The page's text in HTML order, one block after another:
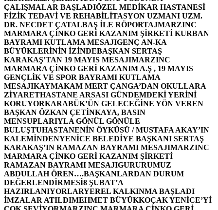
ÇALIŞMALAR BAŞLADIÖZEL MEDİKAR HASTANESİ
FİZİK TEDAVİ VE REHABİLİTASYON UZMANI UZM.
DR. NECDET ÇATALBAŞ İLE RÖPORTAJMARZINC
MARMARA ÇİNKO GERİ KAZANIM ŞİRKETİ KURBAN
BAYRAMI KUTLAMA MESAJIGENÇ AN-KA
BÜYÜKLERİNİN İZİNDEBAŞKAN SERTAŞ
KARAKAŞ’TAN 19 MAYIS MESAJIMARZINC
MARMARA ÇİNKO GERİ KAZANIM A.Ş , 19 MAYIS
GENÇLİK VE SPOR BAYRAMI KUTLAMA
MESAJIKAYMAKAM MERT ÇANGA’DAN OKULLARA
ZİYARETHASTANE ARSASI GÜNDEMDEKİ YERİNİ
KORUYORKARABÜK’ÜN GELECEĞİNE YÖN VEREN
BAŞKAN ÖZKAN ÇETİNKAYA, BASIN
MENSUPLARIYLA GÖNÜL GÖNÜLE
BULUŞTUHASTANENİN ÖYKÜSÜ / MUSTAFA AKAY’IN
KALEMİNDENYENİCE BELEDİYE BAŞKANI SERTAŞ
KARAKAŞ’IN RAMAZAN BAYRAMI MESAJIMARZINC
MARMARA ÇİNKO GERİ KAZANIM ŞİRKETİ
RAMAZAN BAYRAMI MESAJIGURURUMUZ
ABDULLAH ÖREN….BAŞKANLARDAN DURUM
DEĞERLENDİRMESİ8 ŞUBAT’A
HAZIRLANIYORLARYEREL KALKINMA BAŞLADI
İMZALAR ATILDIMEHMET BÜYÜKKOÇAK YENİCE’Yİ